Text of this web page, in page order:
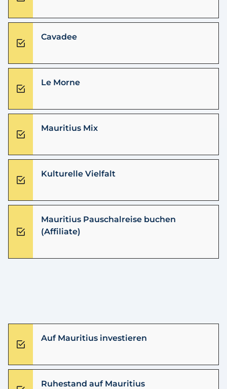
Cavadee
Le Morne
Mauritius Mix
Kulturelle Vielfalt
Mauritius Pauschalreise buchen
(Affiliate)
Auf Mauritius investieren
Ruhestand auf Mauritius